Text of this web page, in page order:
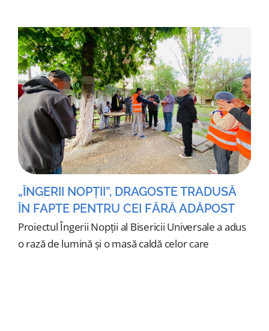
„ÎNGERII NOPȚII”, DRAGOSTE TRADUSĂ
ÎN FAPTE PENTRU CEI FĂRĂ ADĂPOST
Proiectul Îngerii Nopții al Bisericii Universale a adus
o rază de lumină și o masă caldă celor care